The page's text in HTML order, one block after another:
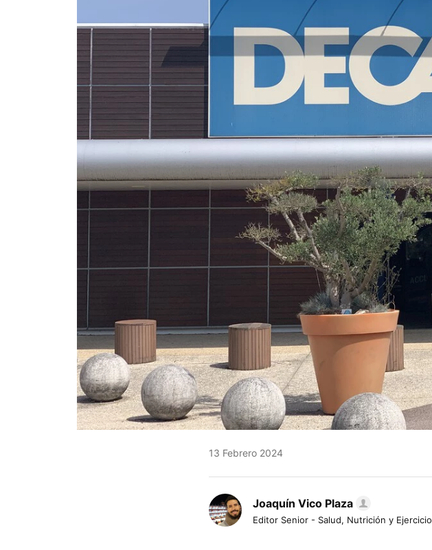
13 Febrero 2024
Joaquín Vico Plaza
Editor Senior - Salud, Nutrición y Ejercicio